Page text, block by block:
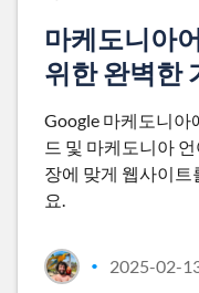
마케도니아
위한 완벽한
Google 마케도니아
드 및 마케도니아
장에 맞게 웹사이
요.
• 2025-02-